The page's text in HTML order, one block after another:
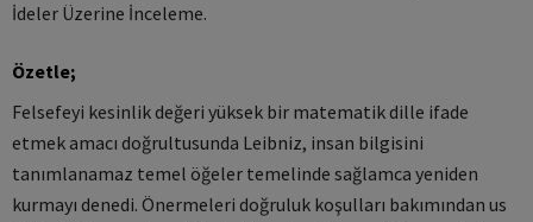
İdeler Üzerine İnceleme.
Özetle;
Felsefeyi kesinlik değeri yüksek bir matematik dille ifade
etmek amacı doğrultusunda Leibniz, insan bilgisini
tanımlanamaz temel öğeler temelinde sağlamca yeniden
kurmayı denedi. Önermeleri doğruluk koşulları bakımından us